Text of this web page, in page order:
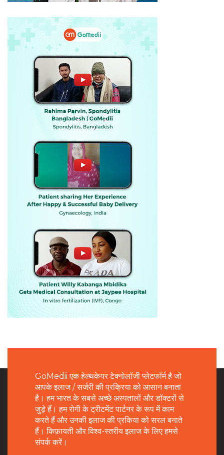
GoMedii एक हेल्थकेयर टेक्नोलॉजी प्लेटफॉर्म है जो
आपके इलाज / सर्जरी की प्रक्रिया को आसान बनाता
है। हम भारत के सबसे अच्छे अस्पतालों और डॉक्टरों से
जुड़े हैं। हम रोगी के ट्रीटमेंट पार्टनर के रूप में काम
करते हैं और उनकी इलाज की प्रकिया को सरल बनाते
हैं। किफ़ायती और विश्व-स्तरीय इलाज के लिए हमसे
संपर्क करें।